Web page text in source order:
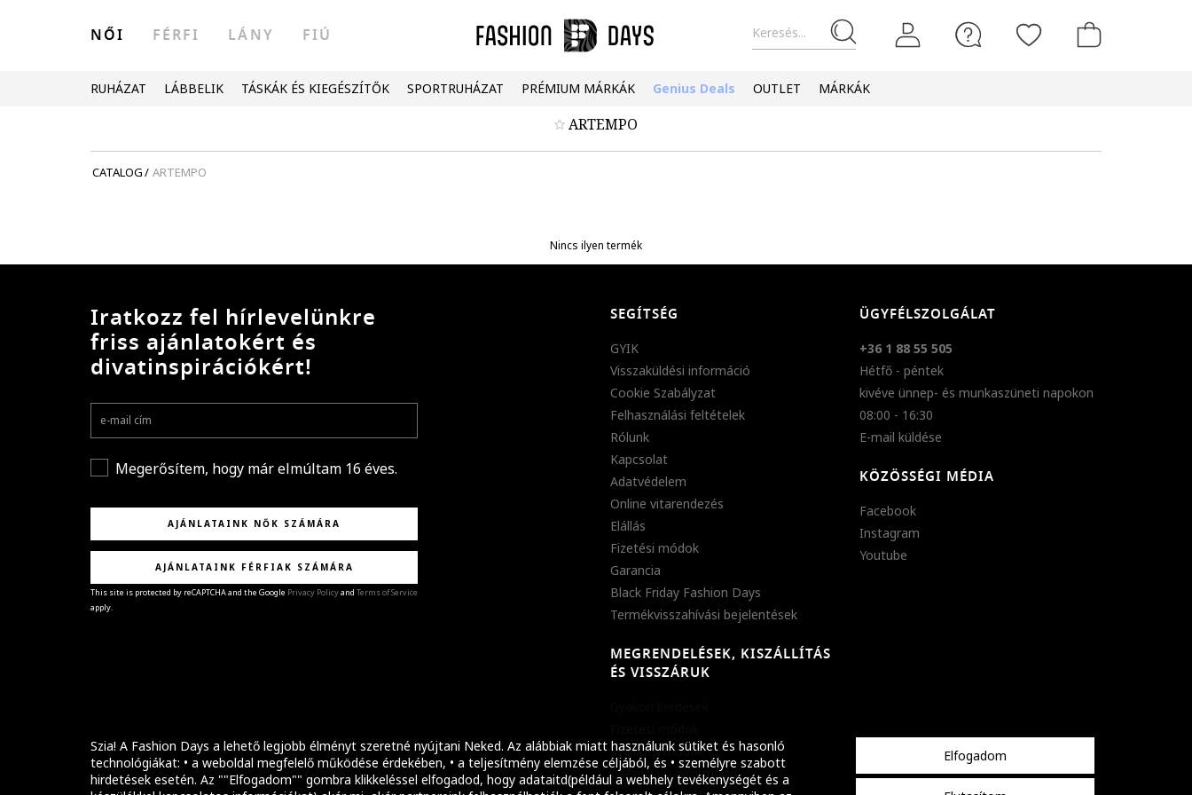
Szia! A Fashion Days a lehető legjobb élményt szeretné nyújtani Neked. Az alábbiak miatt használunk sütiket és hasonló
technológiákat: • a weboldal megfelelő működése érdekében, • a teljesítmény elemzése céljából, és • személyre szabott
hirdetések esetén. Az ""Elfogadom"" gombra klikkeléssel elfogadod, hogy adataitd(például a webhely tevékenységét és a
Elfogadom
Keresés...
NŐI FÉRFI LÁNY FIÚ
RUHÁZAT LÁBBELIK TÁSKÁK ÉS KIEGÉSZÍTŐK SPORTRUHÁZAT PRÉMIUM MÁRKÁK Genius Deals OUTLET MÁRKÁK
ARTEMPO
CATALOG/ ARTEMPO
Nincs ilyen termék
Iratkozz fel hírlevelünkre
friss ajánlatokért és
divatinspirációkért!
Megerősítem, hogy már elmúltam 16 éves.
AJÁNLATAINK NŐK SZÁMÁRA
AJÁNLATAINK FÉRFIAK SZÁMÁRA
This site is protected by reCAPTCHA and the Google Privacy Policyand Terms of Service
apply.
SEGÍTSÉG
GYIK
Visszaküldési információ
Cookie Szabályzat
Felhasználási feltételek
Rólunk
Kapcsolat
Adatvédelem
Online vitarendezés
Elállás
Fizetési módok
Garancia
Black Friday Fashion Days
Termékvisszahívási bejelentések
MEGRENDELÉSEK, KISZÁLLÍTÁS
ÉS VISSZÁRUK
Szállítási módok
Garanciális információ
ÜGYFÉLSZOLGÁLAT
+36 1 88 55 505
Hétfő - péntek
kivéve ünnep- és munkaszüneti napokon
08:00 - 16:30
E-mail küldése
KÖZÖSSÉGI MÉDIA
Facebook
Instagram
Youtube